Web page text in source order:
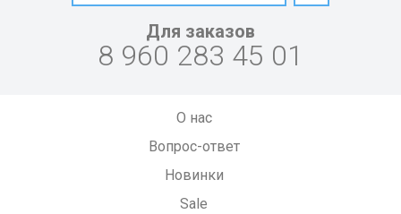
Для заказов
8 960 283 45 01
О нас
Вопрос-ответ
Новинки
Sale